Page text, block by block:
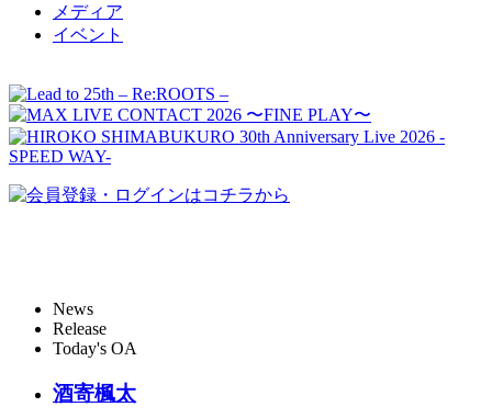
メディア
イベント
News
Release
Today's OA
酒寄楓太